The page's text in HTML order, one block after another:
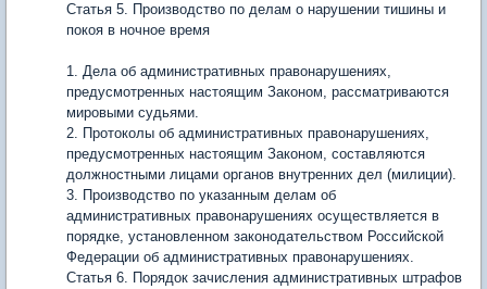
Статья 5. Производство по делам о нарушении тишины и
покоя в ночное время
1. Дела об административных правонарушениях,
предусмотренных настоящим Законом, рассматриваются
мировыми судьями.
2. Протоколы об административных правонарушениях,
предусмотренных настоящим Законом, составляются
должностными лицами органов внутренних дел (милиции).
3. Производство по указанным делам об
административных правонарушениях осуществляется в
порядке, установленном законодательством Российской
Федерации об административных правонарушениях.
Статья 6. Порядок зачисления административных штрафов